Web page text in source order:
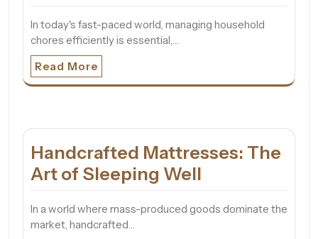
In today's fast-paced world, managing household
chores efficiently is essential,…
Read More
Handcrafted Mattresses: The
Art of Sleeping Well
In a world where mass-produced goods dominate the
market, handcrafted…